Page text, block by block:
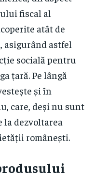
fiscal al
atât de
asigurând astfel
socială pentru
țară. Pe lângă
și în
care, deși nu sunt
dezvoltarea
românești.